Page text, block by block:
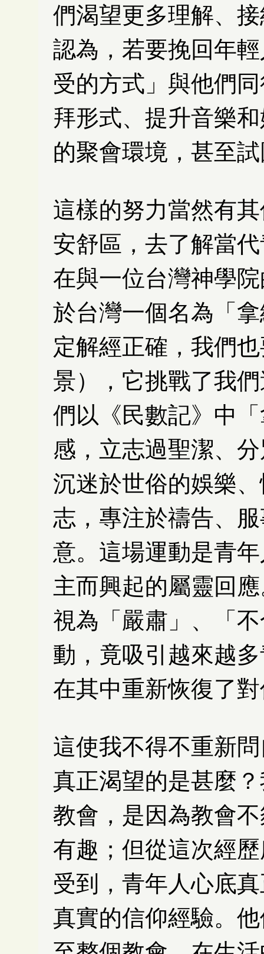
們渴望更多理解、
認為，若要挽回年
受的方式」與他們
拜形式、提升音樂
的聚會環境，甚至
這樣的努力當然有
安舒區，去了解當
在與一位台灣神學
於台灣一個名為「
定解經正確，我們
景），它挑戰了我
們以《民數記》中
感，立志過聖潔、
沉迷於世俗的娛樂
志，專注於禱告、
意。這場運動是青
主而興起的屬靈回
視為「嚴肅」、「
動，竟吸引越來越
在其中重新恢復了
這使我不得不重新
真正渴望的是甚麼
教會，是因為教會
有趣；但從這次經
受到，青年人心底
真實的信仰經驗。